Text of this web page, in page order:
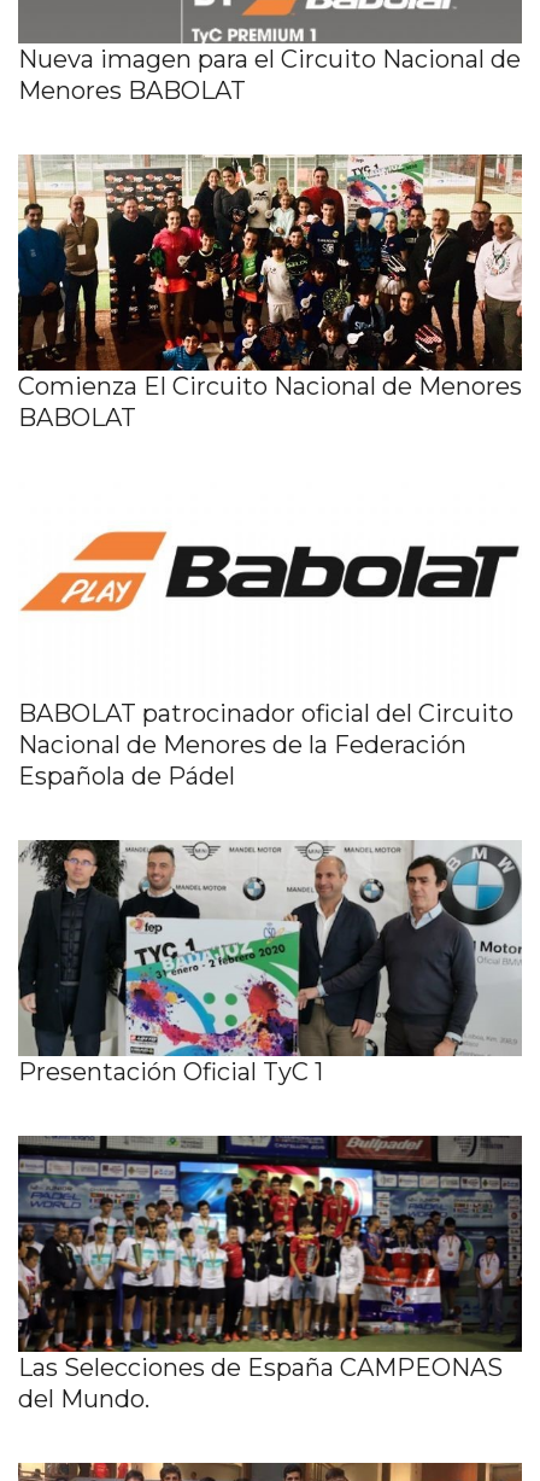
Nueva imagen para el Circuito Nacional de
Menores BABOLAT
Comienza El Circuito Nacional de Menores
BABOLAT
BABOLAT patrocinador oficial del Circuito
Nacional de Menores de la Federación
Española de Pádel
Presentación Oficial TyC 1
Las Selecciones de España CAMPEONAS
del Mundo.